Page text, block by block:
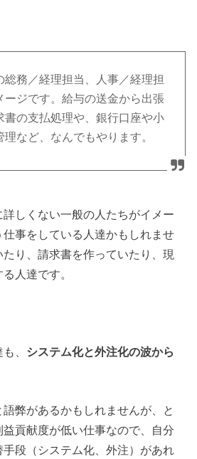
総務／経理担当、人事／経理担
ージです。給与の送金から出張
書の支払処理や、銀行口座や小
など、なんでもやります。
しくない一般の人たちがイメー
事をしている人達かもしれませ
り、請求書を作っていたり、現
人達です。
、 システム化と外注化の波から
弊があるかもしれませんが、と
貢献度が低い仕事なので、自分
段（システム化、外注）があれ